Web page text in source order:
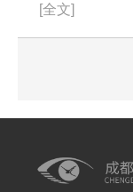
[全文]